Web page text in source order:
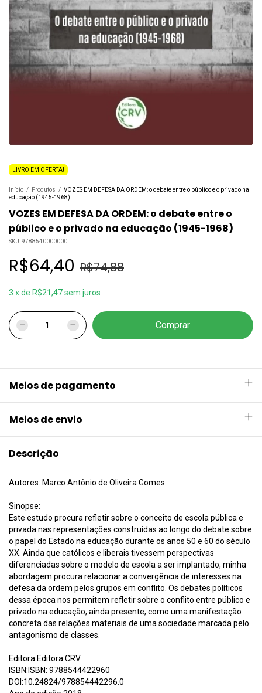
LIVRO EM OFERTA!
Início / Produtos / VOZES EM DEFESA DA ORDEM: o debate entre o público e o privado na
educação (1945-1968)
VOZES EM DEFESA DA ORDEM: o debate entre o
público e o privado na educação (1945-1968)
SKU:9788540000000
R$64,40 R$74,88
3 xde R$21,47sem juros
Meios de pagamento
Meios de envio
Descrição
Autores: Marco Antônio de Oliveira Gomes
Sinopse:
Este estudo procura refletir sobre o conceito de escola pública e
privada nas representações construídas ao longo do debate sobre
o papel do Estado na educação durante os anos 50 e 60 do século
XX. Ainda que católicos e liberais tivessem perspectivas
diferenciadas sobre o modelo de escola a ser implantado, minha
abordagem procura relacionar a convergência de interesses na
defesa da ordem pelos grupos em conflito. Os debates políticos
dessa época nos permitem refletir sobre o conflito entre público e
privado na educação, ainda presente, como uma manifestação
concreta das relações materiais de uma sociedade marcada pelo
antagonismo de classes.
Editora:Editora CRV
ISBN:ISBN: 9788544422960
DOI:10.24824/978854442296.0